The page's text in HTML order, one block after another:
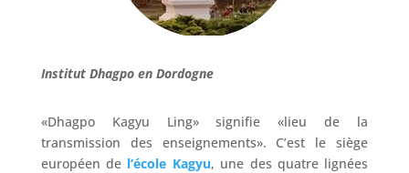
Institut Dhagpo en Dordogne
«Dhagpo Kagyu Ling» signifie «lieu de la
transmission des enseignements». C’est le siège
européen de l’école Kagyu, une des quatre lignées